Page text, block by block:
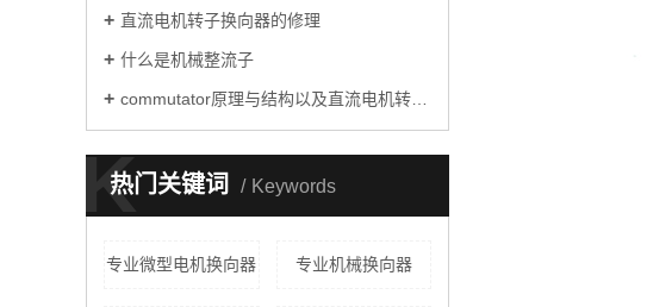
直流电机转子换向器的修理
什么是机械整流子
commutator原理与结构以及直流电机转子commutator的修理
热门关键词 Keywords
K
专业微型电机换向器 专业机械换向器